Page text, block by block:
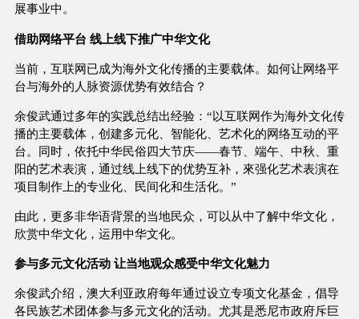
展事业中。
借助网络平台 线上线下推广中华文化
当前，互联网已成为海外文化传播的主要载体。如何让网络平
台与海外的人脉资源优势有效结合？
余俊武通过多年的实践总结出经验：“以互联网作为海外文化传
播的主要载体，创建多元化、智能化、艺术化的网络互动的平
台。同时，依托中华民俗四大节庆——春节、端午、中秋、重
阳的艺术表演，通过线上线下的优势互补，來强化艺术表演在
项目制作上的专业化、民间化和生活化。”
由此，更多非华语背景的当地民众，可以从中了解中华文化，
欣赏中华文化，运用中华文化。
参与多元文化活动 让当地观众感受中华文化魅力
余俊武介绍，澳大利亚政府每年通过设立专项文化基金，倡导
各民族艺术团体参与多元文化的活动。尤其是悉尼市政府斥巨